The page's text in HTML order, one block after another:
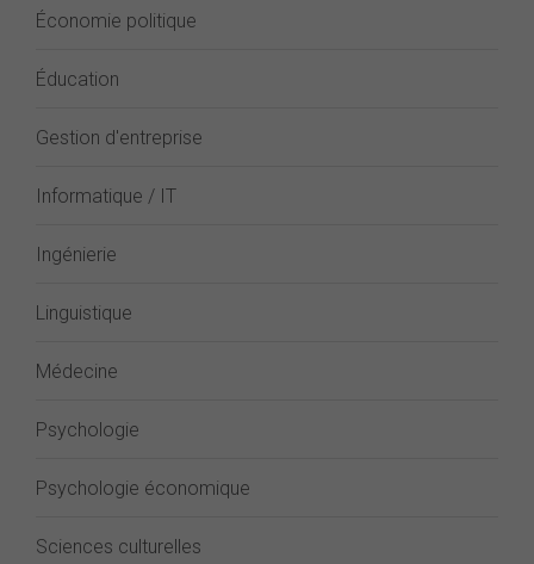
Économie politique
Éducation
Gestion d'entreprise
Informatique / IT
Ingénierie
Linguistique
Médecine
Psychologie
Psychologie économique
Sciences culturelles